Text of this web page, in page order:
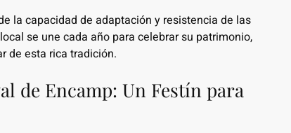
la capacidad de adaptación y resistencia de las
se une cada año para celebrar su patrimonio,
de esta rica tradición.
de Encamp: Un Festín para